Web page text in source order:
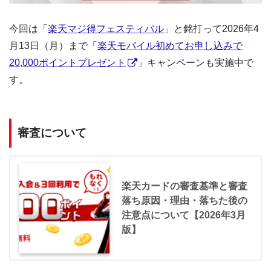
今回は「 楽天マジ得フェスティバル 」と銘打って2026年4
月13日（月）まで「 楽天モバイル初めてお申し込みで
20,000ポイントプレゼント
」キャンペーンも実施中で
す。
審査について
楽天カードの審査基準と審査
落ち原因・理由・落ちた後の
注意点について【2026年3月
版】